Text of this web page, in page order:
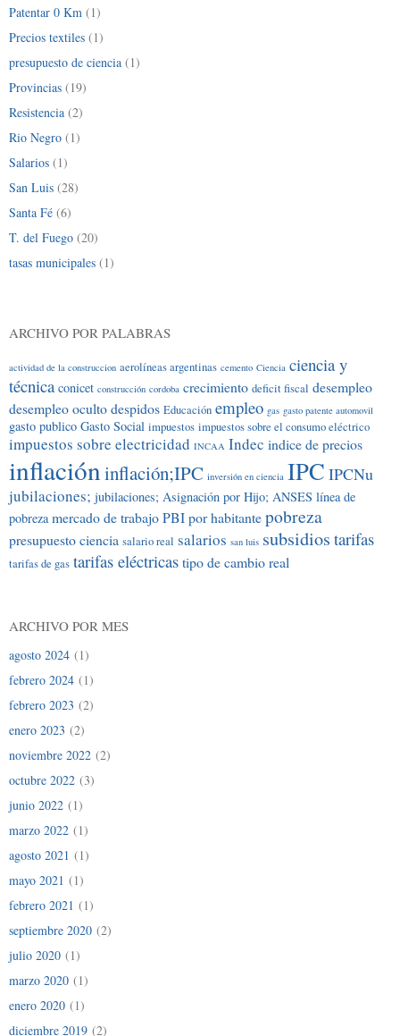
Patentar 0 Km (1)
Precios textiles (1)
presupuesto de ciencia (1)
Provincias (19)
Resistencia (2)
Rio Negro (1)
Salarios (1)
San Luis (28)
Santa Fé (6)
T. del Fuego (20)
tasas municipales (1)
ARCHIVO POR PALABRAS
actividad de la construccion aerolíneas argentinas cemento Ciencia ciencia y
técnica conicet construcción cordoba crecimiento deficit fiscal desempleo
desempleo ocultodespidos Educación empleo gas gasto patente automovil
gasto publico Gasto Social impuestos impuestos sobre el consumo eléctrico
impuestos sobre electricidad INCAA Indec indice de precios
inflacióninflación;IPC inversión en ciencia IPC IPCNu
jubilaciones; jubilaciones; Asignación por Hijo; ANSES línea de
pobreza mercado de trabajoPBI por habitantepobreza
presupuesto ciencia salario real salarios san luis subsidios tarifas
tarifas de gas tarifas eléctricastipo de cambio real
ARCHIVO POR MES
agosto 2024 (1)
febrero 2024 (1)
febrero 2023 (2)
enero 2023 (2)
noviembre 2022 (2)
octubre 2022 (3)
junio 2022 (1)
marzo 2022 (1)
agosto 2021 (1)
mayo 2021 (1)
febrero 2021 (1)
septiembre 2020 (2)
julio 2020 (1)
marzo 2020 (1)
enero 2020 (1)
diciembre 2019 (2)